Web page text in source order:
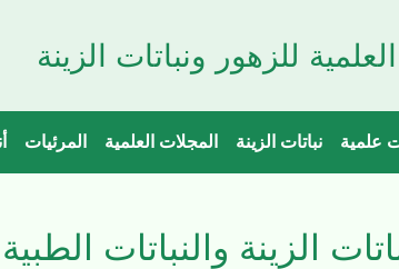
للزهور ونباتات الزينة
علمية نباتات الزينة المجلات العلمية المرئيات
الزينة والنباتات